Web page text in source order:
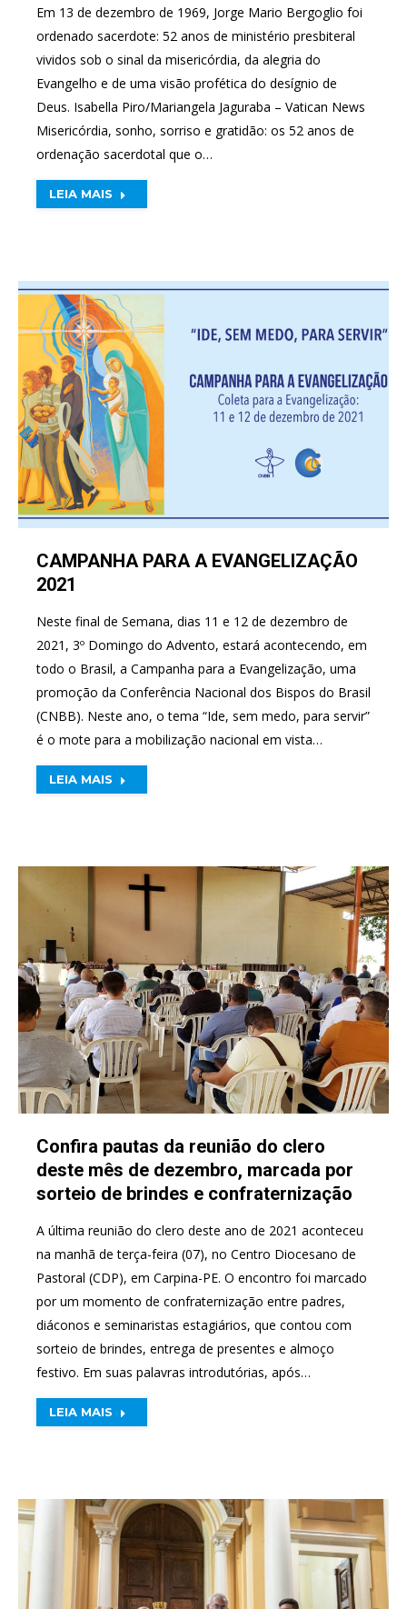
Em 13 de dezembro de 1969, Jorge Mario Bergoglio foi
ordenado sacerdote: 52 anos de ministério presbiteral
vividos sob o sinal da misericórdia, da alegria do
Evangelho e de uma visão profética do desígnio de
Deus. Isabella Piro/Mariangela Jaguraba – Vatican News
Misericórdia, sonho, sorriso e gratidão: os 52 anos de
ordenação sacerdotal que o…
LEIA MAIS
CAMPANHA PARA A EVANGELIZAÇÃO
2021
Neste final de Semana, dias 11 e 12 de dezembro de
2021, 3º Domingo do Advento, estará acontecendo, em
todo o Brasil, a Campanha para a Evangelização, uma
promoção da Conferência Nacional dos Bispos do Brasil
(CNBB). Neste ano, o tema “Ide, sem medo, para servir”
é o mote para a mobilização nacional em vista…
LEIA MAIS
Confira pautas da reunião do clero
deste mês de dezembro, marcada por
sorteio de brindes e confraternização
A última reunião do clero deste ano de 2021 aconteceu
na manhã de terça-feira (07), no Centro Diocesano de
Pastoral (CDP), em Carpina-PE. O encontro foi marcado
por um momento de confraternização entre padres,
diáconos e seminaristas estagiários, que contou com
sorteio de brindes, entrega de presentes e almoço
festivo. Em suas palavras introdutórias, após…
LEIA MAIS